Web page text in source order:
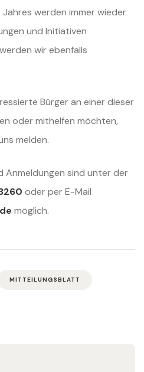
Jahres werden immer wieder
und Initiativen
wir ebenfalls
Bürger an einer dieser
oder mithelfen möchten,
melden.
Anmeldungen sind unter der
oder per E-Mail
möglich.
MITTEILUNGSBLATT